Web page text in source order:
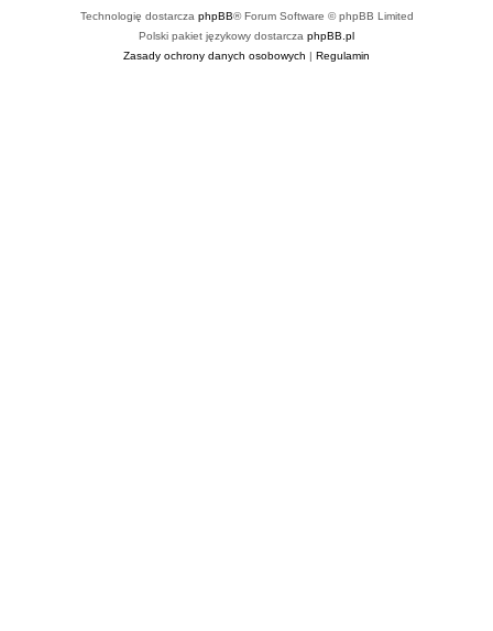
Technologię dostarcza phpBB® Forum Software © phpBB Limited
Polski pakiet językowy dostarcza phpBB.pl
Zasady ochrony danych osobowych | Regulamin